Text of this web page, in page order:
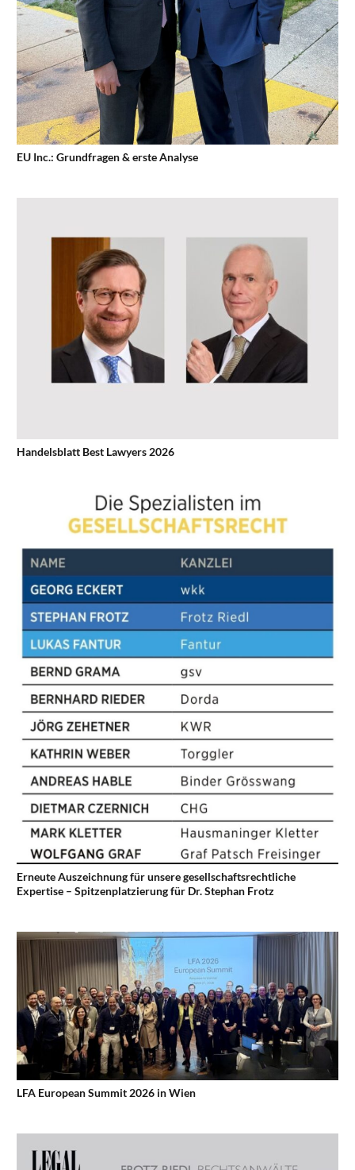
EU Inc.: Grundfragen & erste Analyse
Handelsblatt Best Lawyers 2026
Erneute Auszeichnung für unsere gesellschaftsrechtliche
Expertise – Spitzenplatzierung für Dr. Stephan Frotz
LFA European Summit 2026 in Wien